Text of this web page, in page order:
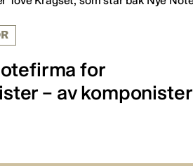
for
– av komponister